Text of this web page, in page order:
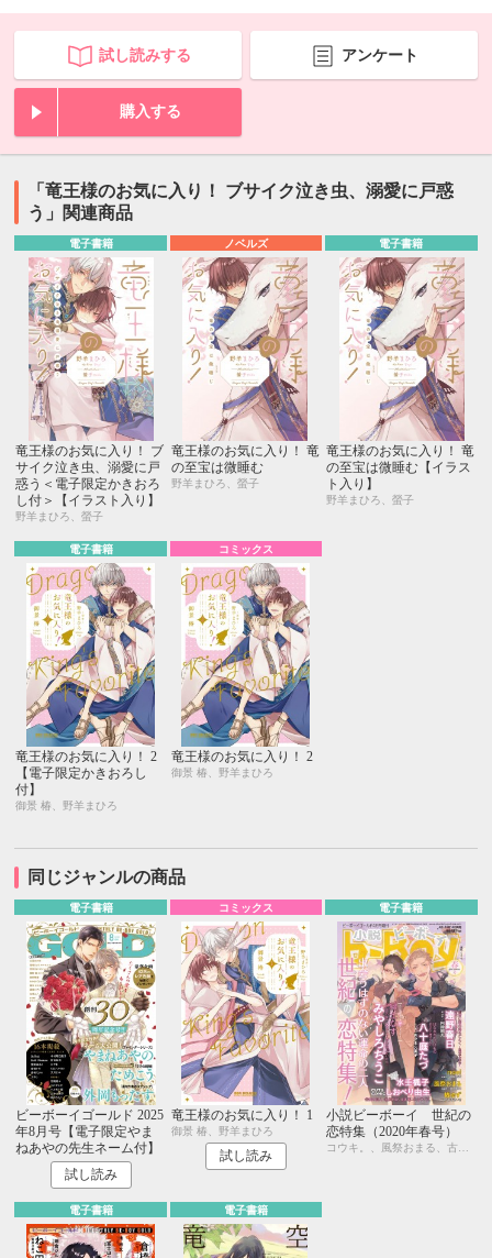
試し読みする アンケート
購入する
「竜王様のお気に入り！ ブサイク泣き虫、溺愛に戸惑
う」関連商品
電子書籍
竜王様のお気に入り！ ブ
サイク泣き虫、溺愛に戸
惑う＜電子限定かきおろ
し付＞【イラスト入り】
野羊まひろ、螢子
ノベルズ
竜王様のお気に入り！ 竜
の至宝は微睡む
野羊まひろ、螢子
電子書籍
竜王様のお気に入り！ 竜
の至宝は微睡む【イラス
ト入り】
野羊まひろ、螢子
電子書籍
竜王様のお気に入り！ 2
【電子限定かきおろし
付】
御景 椿、野羊まひろ
コミックス
竜王様のお気に入り！ 2
御景 椿、野羊まひろ
同じジャンルの商品
電子書籍
ビーボーイゴールド 2025
年8月号【電子限定やま
ねあやの先生ネーム付】
試し読み
コミックス
竜王様のお気に入り！ 1
御景 椿、野羊まひろ
試し読み
電子書籍
小説ビーボーイ 世紀の
恋特集（2020年春号）
コウキ。、風祭おまる、古藤嗣己、椿 ゆず、おおきいき、遠野春日、円陣闇丸、noel、周防佑未、水壬楓子、しおべり由生、みやしろちうこ、user、八十庭たづ、佐々木久美子
電子書籍 電子書籍